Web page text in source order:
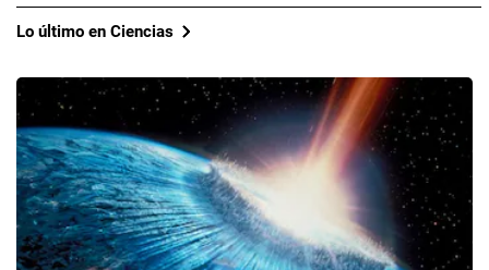
Lo último en Ciencias